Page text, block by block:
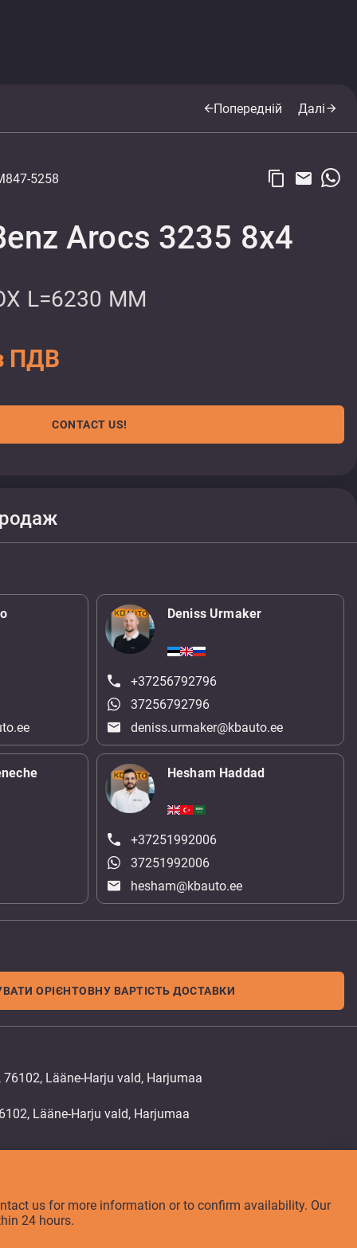
arrow_backПопередній Даліarrow_forward
5258 content_copy email
Arocs 3235 8x4
L=6230 MM
ПДВ
CONTACT US!
Deniss Urmaker
+37256792796
37256792796
deniss.urmaker@kbauto.ee
Hesham Haddad
+37251992006
37251992006
hesham@kbauto.ee
ОРІЄНТОВНУ ВАРТІСТЬ ДОСТАВКИ
Lääne-Harju vald, Harjumaa
us for more information or to confirm availability. Our
24 hours.